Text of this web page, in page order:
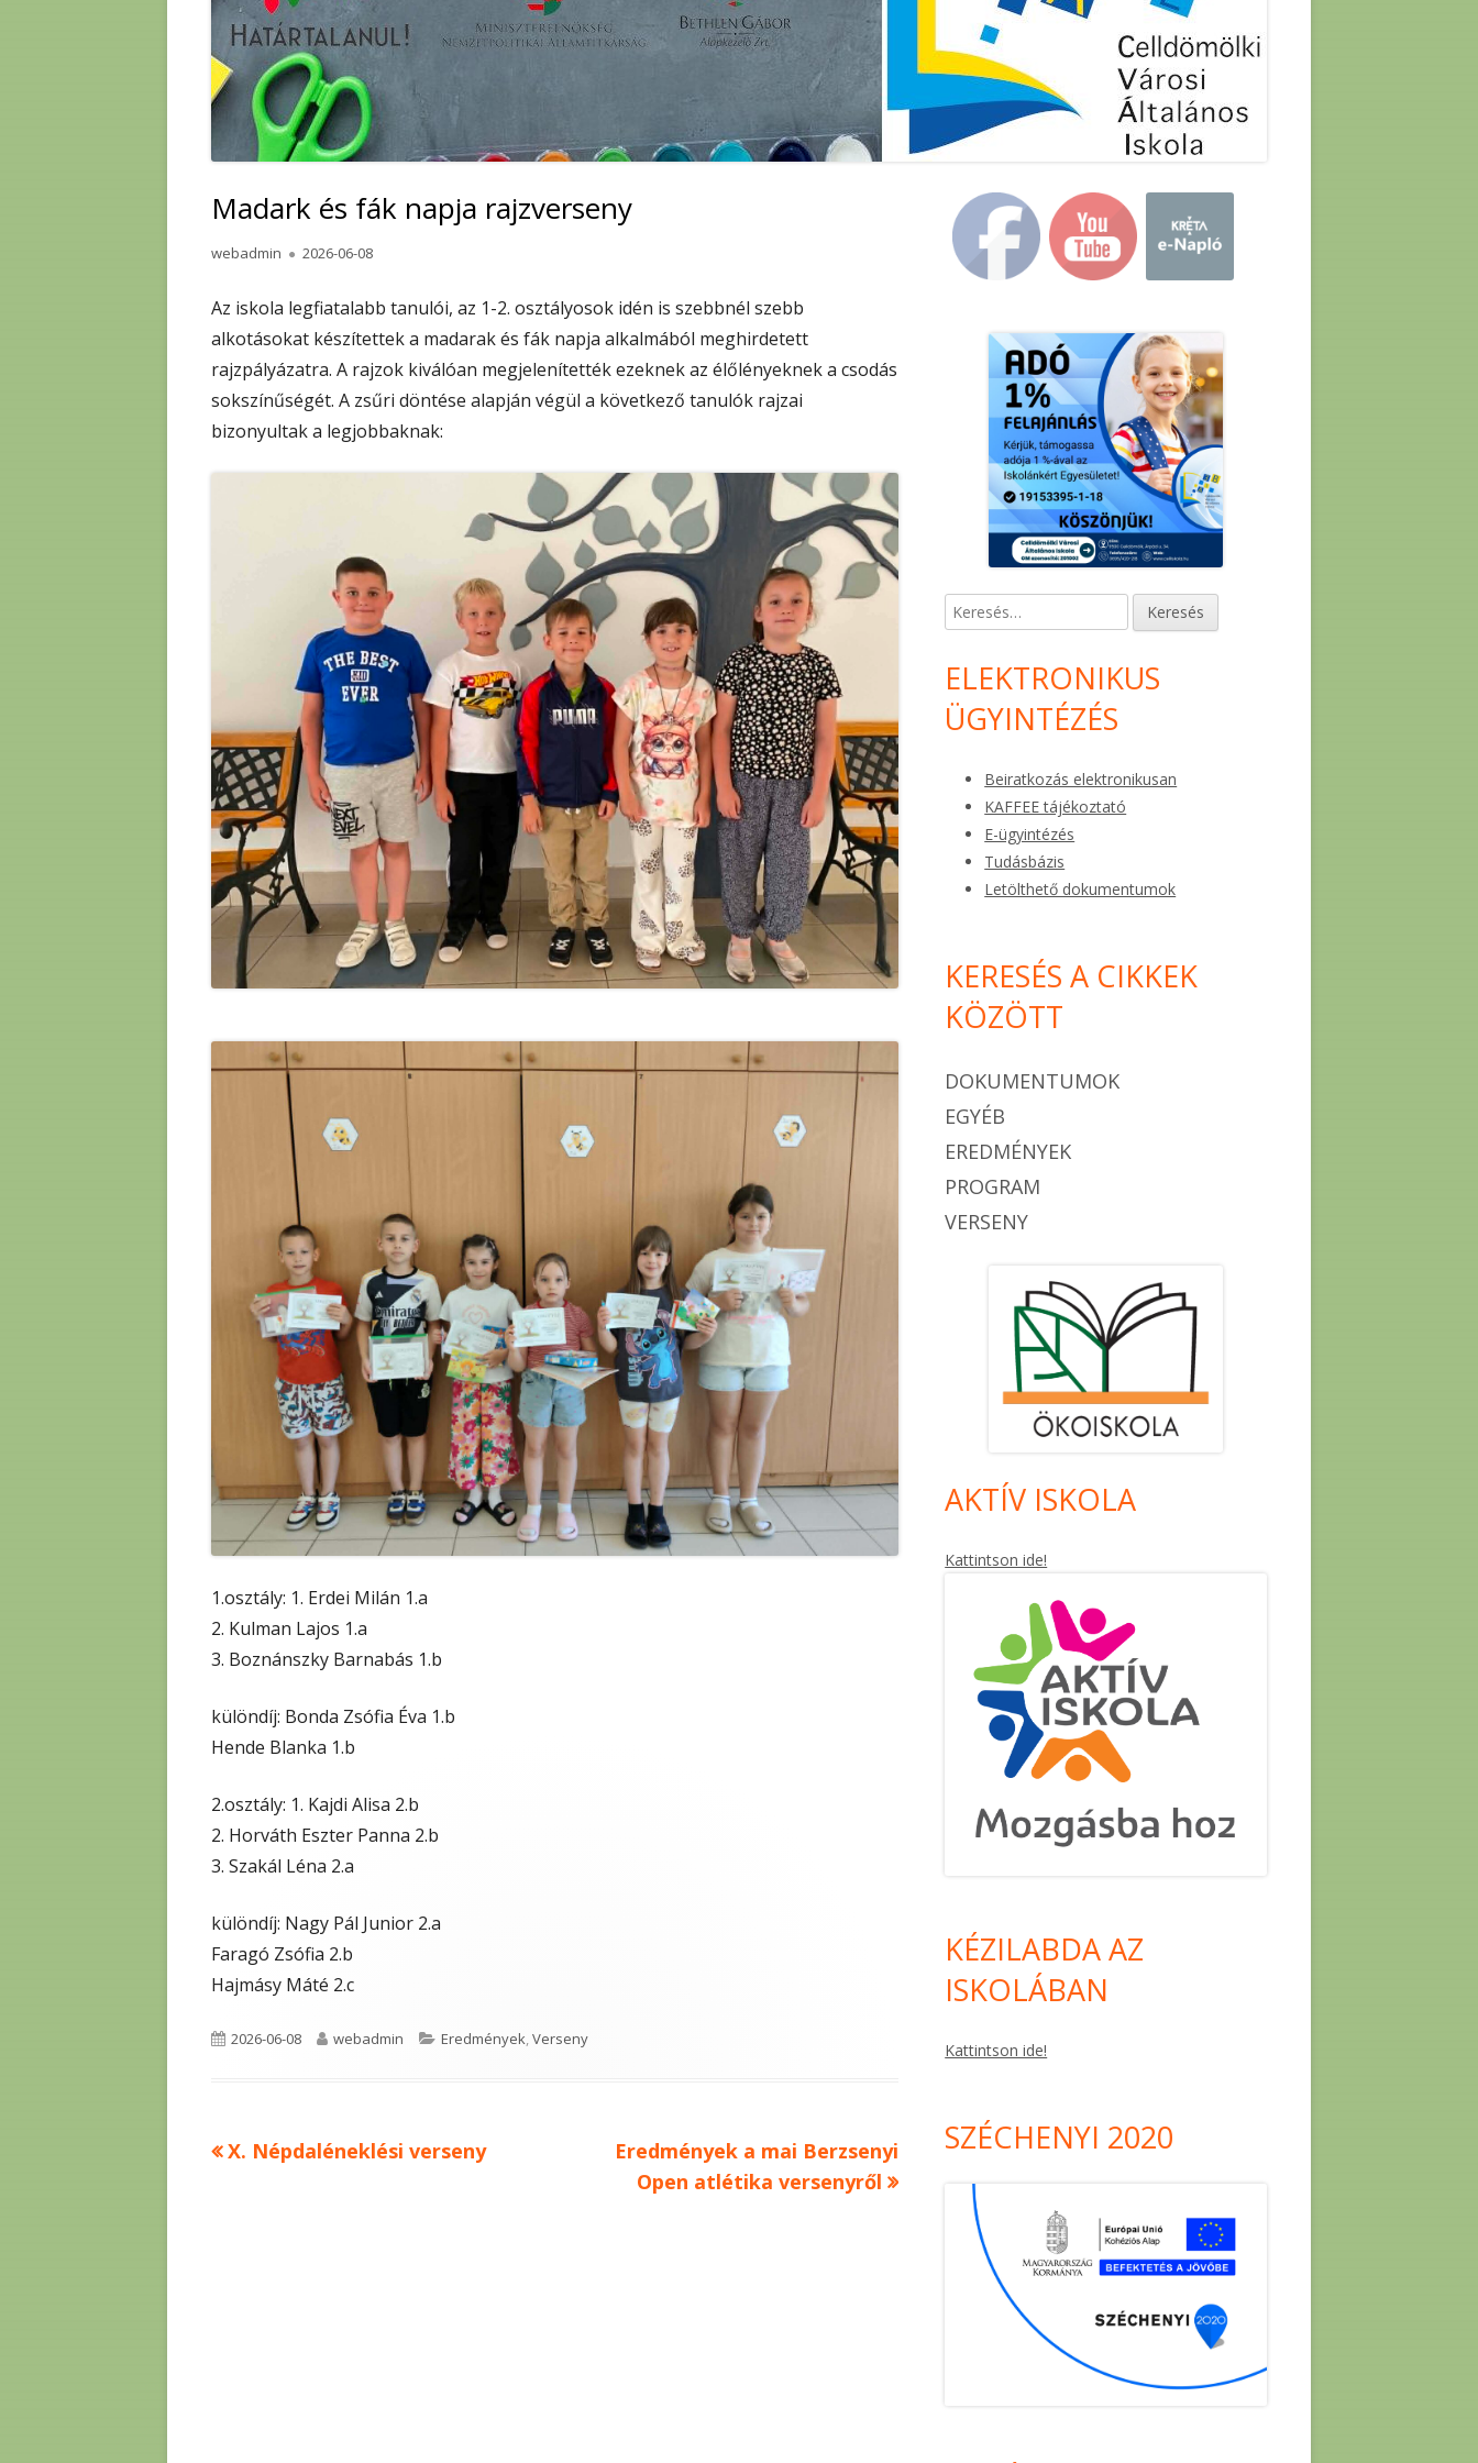
KÖZZÉTÉTEL
PEDAGÓGIAI PROGRAM
Madark és fák napja rajzverseny
Author
webadmin
Published
2026-06-08
Az iskola legfiatalabb tanulói, az 1-2. osztályosok idén is szebbnél szebb
alkotásokat készítettek a madarak és fák napja alkalmából meghirdetett
rajzpályázatra. A rajzok kiválóan megjelenítették ezeknek az élőlényeknek a csodás
sokszínűségét. A zsűri döntése alapján végül a következő tanulók rajzai
bizonyultak a legjobbaknak:
1.osztály: 1. Erdei Milán 1.a
2. Kulman Lajos 1.a
3. Boznánszky Barnabás 1.b
különdíj: Bonda Zsófia Éva 1.b
Hende Blanka 1.b
2.osztály: 1. Kajdi Alisa 2.b
2. Horváth Eszter Panna 2.b
3. Szakál Léna 2.a
különdíj: Nagy Pál Junior 2.a
Faragó Zsófia 2.b
Hajmásy Máté 2.c
Published
2026-06-08 Author
webadmin Categories
Eredmények,Verseny
Bejegyzés
Previous
X. Népdaléneklési verseny
Next
article:
Eredmények a mai Berzsenyi
Open atlétika versenyről
Main
Sidebar
Keresés:
ELEKTRONIKUS
ÜGYINTÉZÉS
Beiratkozás elektronikusan
KAFFEE tájékoztató
E-ügyintézés
Tudásbázis
Letölthető dokumentumok
KERESÉS A CIKKEK
KÖZÖTT
DOKUMENTUMOK
EGYÉB
EREDMÉNYEK
PROGRAM
VERSENY
AKTÍV ISKOLA
Kattintson ide!
KÉZILABDA AZ
ISKOLÁBAN
Kattintson ide!
SZÉCHENYI 2020